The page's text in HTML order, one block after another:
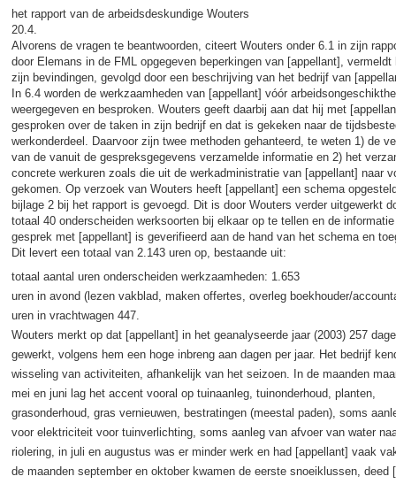
het rapport van de arbeidsdeskundige Wouters
20.4.
Alvorens de vragen te beantwoorden, citeert Wouters onder 6.1 in zijn
door Elemans in de FML opgegeven beperkingen van [appellant], vermeldt
zijn bevindingen, gevolgd door een beschrijving van het bedrijf van
In 6.4 worden de werkzaamheden van [appellant] vóór
weergegeven en besproken. Wouters geeft daarbij aan dat hij met
gesproken over de taken in zijn bedrijf en dat is gekeken naar de
werkonderdeel. Daarvoor zijn twee methoden gehanteerd, te weten 1) de
van de vanuit de gespreksgegevens verzamelde informatie en 2) het
concrete werkuren zoals die uit de werkadministratie van [appellant] naar
gekomen. Op verzoek van Wouters heeft [appellant] een schema
bijlage 2 bij het rapport is gevoegd. Dit is door Wouters verder uitgewerkt
totaal 40 onderscheiden werksoorten bij elkaar op te tellen en de
gesprek met [appellant] is geverifieerd aan de hand van het schema en
Dit levert een totaal van 2.143 uren op, bestaande uit:
totaal aantal uren onderscheiden werkzaamheden: 1.653
uren in avond (lezen vakblad, maken offertes, overleg boekhouder/
uren in vrachtwagen 447.
Wouters merkt op dat [appellant] in het geanalyseerde jaar (2003) 257
gewerkt, volgens hem een hoge inbreng aan dagen per jaar. Het bedrijf
wisseling van activiteiten, afhankelijk van het seizoen. In de maanden
mei en juni lag het accent vooral op tuinaanleg, tuinonderhoud, planten,
grasonderhoud, gras vernieuwen, bestratingen (meestal paden), soms
voor elektriciteit voor tuinverlichting, soms aanleg van afvoer van water
riolering, in juli en augustus was er minder werk en had [appellant] vaak
de maanden september en oktober kwamen de eerste snoeiklussen, deed